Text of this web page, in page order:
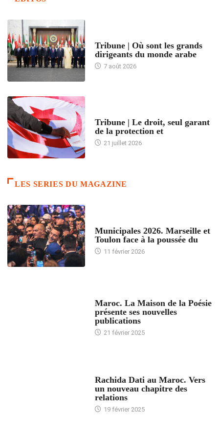
Tribune | Où sont les grands
dirigeants du monde arabe
7 août 2026
Tribune | Le droit, seul garant
de la protection et
21 juillet 2026
LES SERIES DU MAGAZINE
Municipales 2026. Marseille et
Toulon face à la poussée du
11 février 2026
Maroc. La Maison de la Poésie
présente ses nouvelles
publications
21 février 2025
Rachida Dati au Maroc. Vers
un nouveau chapitre des
relations
19 février 2025